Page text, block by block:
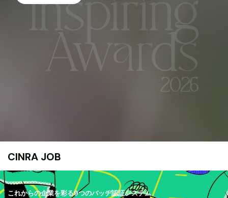
CINRA JOB
これからの企業を彩る9つのバッヂ認証システム